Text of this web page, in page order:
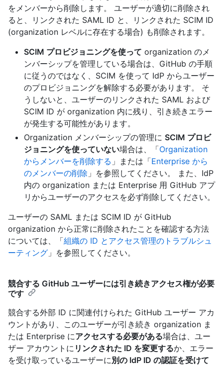
をメンバーから削除します。 ユーザーが適切に削除され
ると、リンクされた SAML ID と、リンクされた SCIM ID
(organization レベルに存在する場合) も削除されます。
SCIM プロビジョニングを使って organization のメ
ンバーシップを管理している場合は、GitHub の手順
に従うのではなく、SCIM を使って IdP からユーザー
のプロビジョニングを解除する必要があります。 そ
うしないと、ユーザーのリンクされた SAML および
SCIM ID が organization 内に残り、引き続きエラー
が発生する可能性があります。
Organization メンバーシップの管理に SCIM プロビ
ジョニングを使っていない場合は、「Organization
からメンバーを削除する 」または「Enterprise から
のメンバーの削除 」を参照してください。 また、IdP
内の organization または Enterprise 用 GitHub アプ
リからユーザーのアクセスを必ず削除してください。
ユーザーの SAML または SCIM ID が GitHub
organization から正常に削除されたことを確認する方法
については、「組織の ID とアクセス管理のトラブルシュ
ーティング 」を参照してください。
競合する GitHub ユーザーには引き続きアクセス権が必要
です
競合する外部 ID に関連付けられた GitHub ユーザー アカ
ウントがあり、このユーザーが引き続き organization ま
たは Enterprise にアクセスする必要がある場合は、ユー
ザー アカウントに リンクされた ID を変更するか、エラー
を受け取っているユーザーに別の IdP ID の認証を受けて